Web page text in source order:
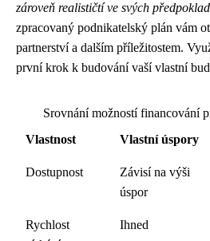
zároveň realističtí ve svých
zpracovaný podnikatelský plán vám
partnerství a dalším příležitostem.
první krok k budování vaší vlastní
Srovnání možností financování
Vlastnost
Vlastní úspory
Dostupnost
Závisí na výši
úspor
Rychlost
Ihned